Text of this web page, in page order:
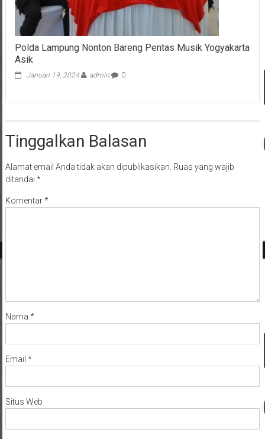
Polda Lampung Nonton Bareng Pentas Musik Yogyakarta
Asik
Januari 19, 2024 admin 0
Tinggalkan Balasan
Alamat email Anda tidak akan dipublikasikan. Ruas yang wajib
ditandai *
Komentar*
Nama *
Email *
Situs Web